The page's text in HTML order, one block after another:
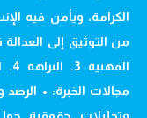
الكرامة، ويأمن فيه
مجالات الخبرة: • الرصد